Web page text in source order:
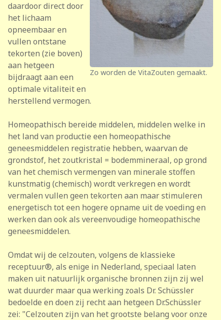
Zo worden de VitaZouten gemaakt.
daardoor direct door
het lichaam
opneembaar en
vullen ontstane
tekorten (zie boven)
aan hetgeen
bijdraagt aan een
optimale vitaliteit en
herstellend vermogen.
Homeopathisch bereide middelen, middelen welke in
het land van productie een homeopathische
geneesmiddelen registratie hebben, waarvan de
grondstof, het zoutkristal = bodemmineraal, op grond
van het chemisch vermengen van minerale stoffen
kunstmatig (chemisch) wordt verkregen en wordt
vermalen vullen geen tekorten aan maar stimuleren
energetisch tot een hogere opname uit de voeding en
werken dan ook als vereenvoudige homeopathische
geneesmiddelen.
Omdat wij de celzouten, volgens de klassieke
receptuur®, als enige in Nederland, speciaal laten
maken uit natuurlijk organische bronnen zijn zij wel
wat duurder maar qua werking zoals Dr. Schüssler
bedoelde en doen zij recht aan hetgeen Dr.Schüssler
zei: "Celzouten zijn van het grootste belang voor onze